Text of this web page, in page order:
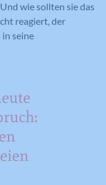
wie sollten sie das
reagiert, der
seine